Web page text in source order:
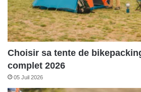
Choisir sa tente de
complet 2026
05 Juil 2026